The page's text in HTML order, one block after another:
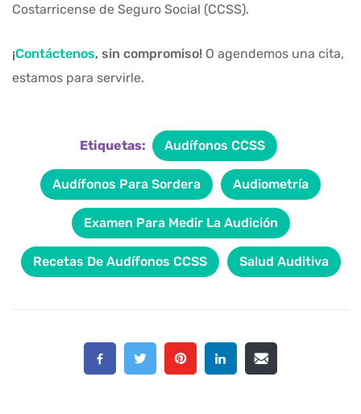
Costarricense de Seguro Social (CCSS).
¡Contáctenos, sin compromiso! O agendemos una cita,
estamos para servirle.
Etiquetas: Audífonos CCSS
Audífonos Para Sordera Audiometría
Examen Para Medir La Audición
Recetas De Audífonos CCSS Salud Auditiva